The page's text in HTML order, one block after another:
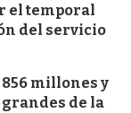
el temporal
del servicio
856 millones y
grandes de la